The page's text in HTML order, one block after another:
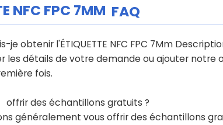
NFC FPC 7MM FAQ
je obtenir l'ÉTIQUETTE NFC FPC 7Mm
les détails de votre demande ou ajouter notre
fois.
offrir des échantillons gratuits ?
généralement vous offrir des échantillons